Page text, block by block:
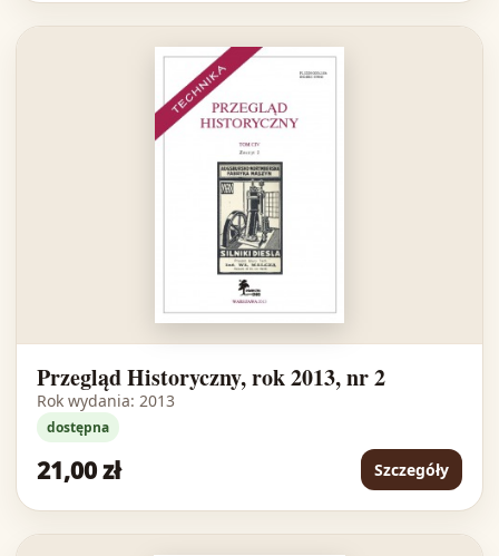
Przegląd Historyczny, rok 2013, nr 2
Rok wydania: 2013
dostępna
21,00 zł Szczegóły